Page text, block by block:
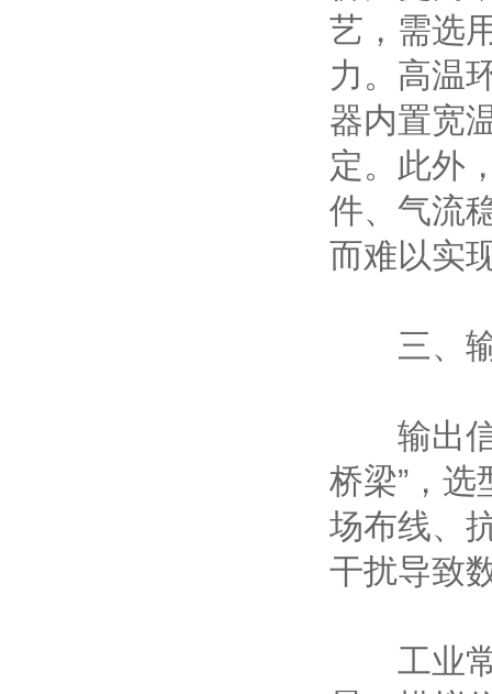
艺，需选
力。高温
器内置宽
定。此外
件、气流
而难以实
三、输
输出信
桥梁”，
场布线、
干扰导致
工业常